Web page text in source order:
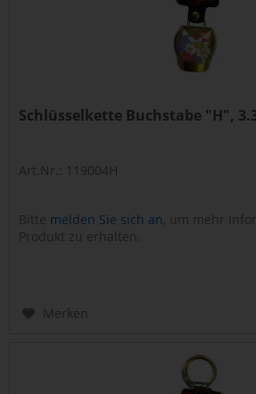
Schlüsselkette Buchstabe "H",
Art.Nr.: 119004H
Bitte melden Sie sich an, um mehr
Produkt zu erhalten.
Merken